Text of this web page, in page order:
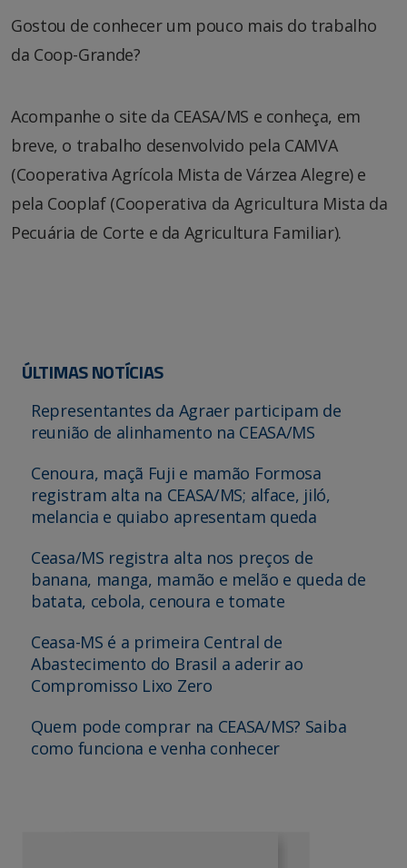
Gostou de conhecer um pouco mais do trabalho
da Coop-Grande?
Acompanhe o site da CEASA/MS e conheça, em
breve, o trabalho desenvolvido pela CAMVA
(Cooperativa Agrícola Mista de Várzea Alegre) e
pela Cooplaf (Cooperativa da Agricultura Mista da
Pecuária de Corte e da Agricultura Familiar).
ÚLTIMAS NOTÍCIAS
Representantes da Agraer participam de
reunião de alinhamento na CEASA/MS
Cenoura, maçã Fuji e mamão Formosa
registram alta na CEASA/MS; alface, jiló,
melancia e quiabo apresentam queda
Ceasa/MS registra alta nos preços de
banana, manga, mamão e melão e queda de
batata, cebola, cenoura e tomate
Ceasa-MS é a primeira Central de
Abastecimento do Brasil a aderir ao
Compromisso Lixo Zero
Quem pode comprar na CEASA/MS? Saiba
como funciona e venha conhecer